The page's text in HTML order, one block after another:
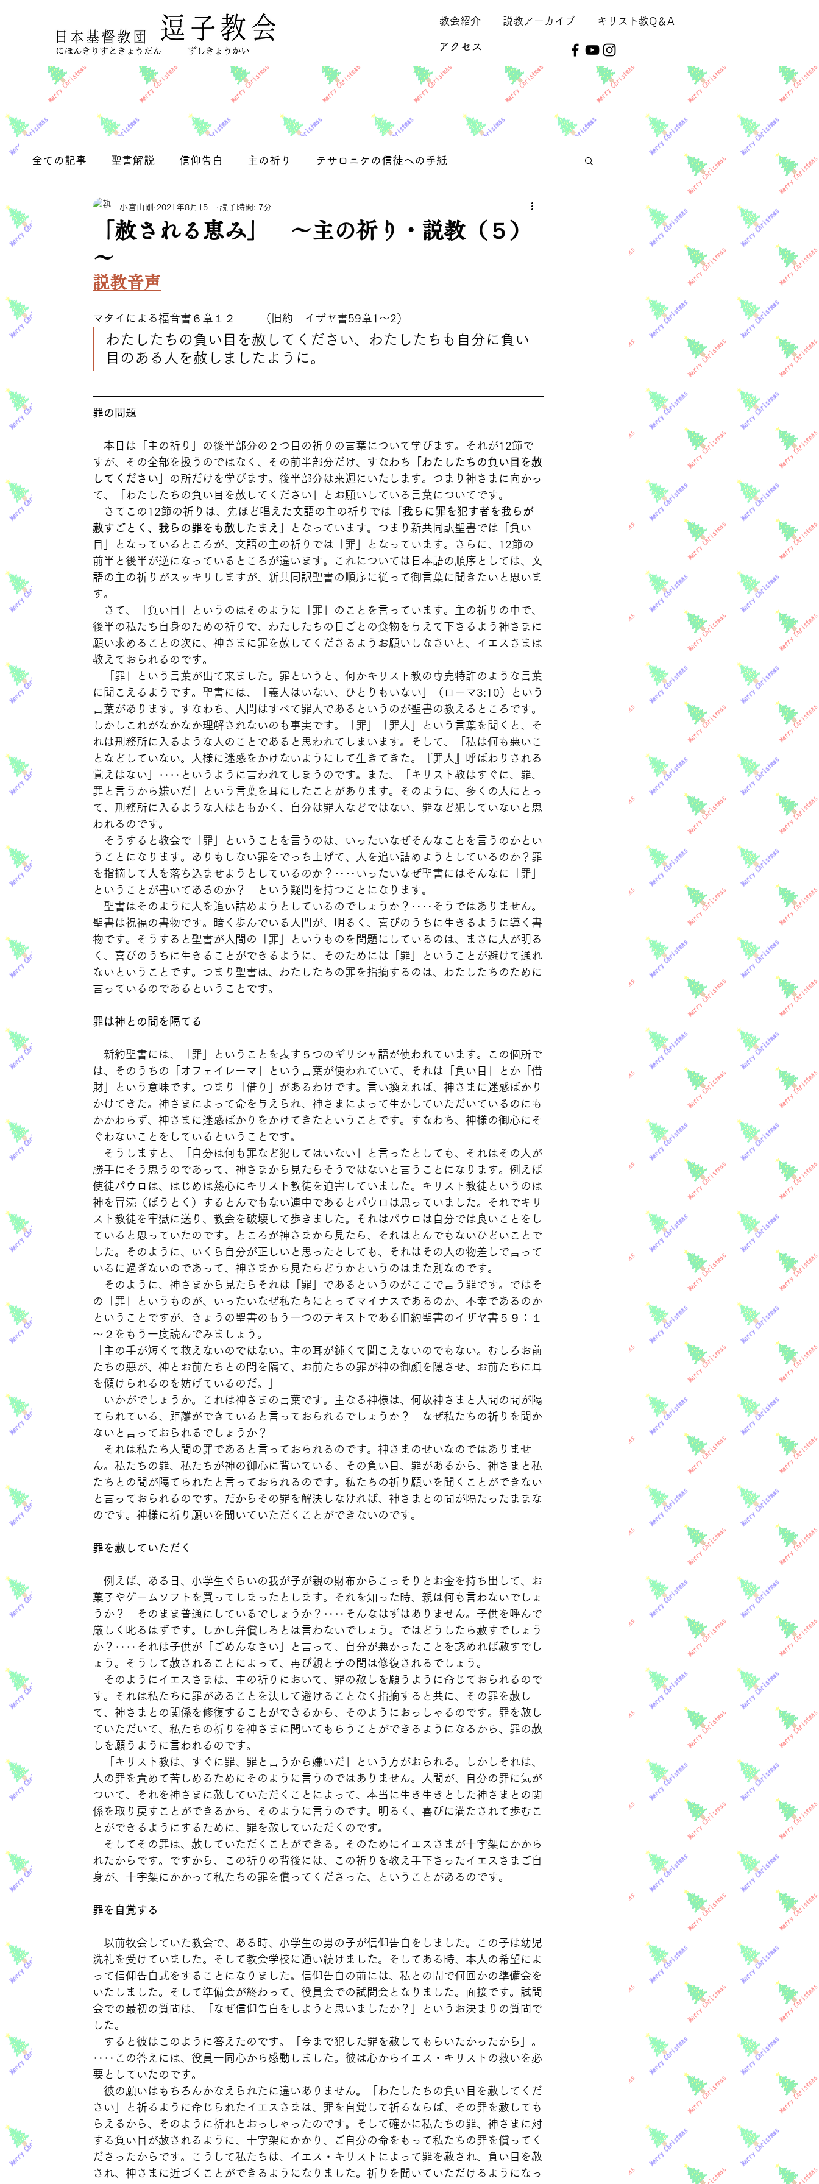
教会紹介 説教アーカイブ キリスト教Q＆A
アクセス
全ての記事 聖書解説 信仰告白 主の祈り テサロニケの信徒への手紙
フィリピの信徒への手紙 お知らせ 保留
「赦される恵み」 ～主の祈り・説教（５）
～
小宮山剛 2021年8月15日 読了時間: 7分
説教音声
マタイによる福音書６章１２　　 （旧約　イザヤ書59章1～2）
わたしたちの負い目を赦してください、わたしたちも自分に負い
目のある人を赦しましたように。
罪の問題
本日は「主の祈り」の後半部分の２つ目の祈りの言葉について学びます。それが12節で
すが、その全部を扱うのではなく、その前半部分だけ、すなわち
「わたしたちの負い目を赦
してください」
の所だけを学びます。後半部分は来週にいたします。つまり神さまに向かっ
て、「わたしたちの負い目を赦してください」とお願いしている言葉についてです。
さてこの12節の祈りは、先ほど唱えた文語の主の祈りでは 「我らに罪を犯す者を我らが
赦すごとく、我らの罪をも赦したまえ」
となっています。つまり新共同訳聖書では「負い
目」となっているところが、文語の主の祈りでは「罪」となっています。さらに、12節の
前半と後半が逆になっているところが違います。これについては日本語の順序としては、文
語の主の祈りがスッキリしますが、新共同訳聖書の順序に従って御言葉に聞きたいと思いま
す。
さて、「負い目」というのはそのように「罪」のことを言っています。主の祈りの中で、
後半の私たち自身のための祈りで、わたしたちの日ごとの食物を与えて下さるよう神さまに
願い求めることの次に、神さまに罪を赦してくださるようお願いしなさいと、イエスさまは
教えておられるのです。
「罪」という言葉が出て来ました。罪というと、何かキリスト教の専売特許のような言葉
に聞こえるようです。聖書には、「義人はいない、ひとりもいない」（ローマ3:10）という
言葉があります。すなわち、人間はすべて罪人であるというのが聖書の教えるところです。
しかしこれがなかなか理解されないのも事実です。「罪」「罪人」という言葉を聞くと、そ
れは刑務所に入るような人のことであると思われてしまいます。そして、「私は何も悪いこ
となどしていない。人様に迷惑をかけないようにして生きてきた。『罪人』呼ばわりされる
覚えはない」‥‥というように言われてしまうのです。また、「キリスト教はすぐに、罪、
罪と言うから嫌いだ」という言葉を耳にしたことがあります。そのように、多くの人にとっ
て、刑務所に入るような人はともかく、自分は罪人などではない、罪など犯していないと思
われるのです。
そうすると教会で「罪」ということを言うのは、いったいなぜそんなことを言うのかとい
うことになります。ありもしない罪をでっち上げて、人を追い詰めようとしているのか？罪
を指摘して人を落ち込ませようとしているのか？‥‥いったいなぜ聖書にはそんなに「罪」
ということが書いてあるのか？　という疑問を持つことになります。
聖書はそのように人を追い詰めようとしているのでしょうか？‥‥そうではありません。
聖書は祝福の書物です。暗く歩んでいる人間が、明るく、喜びのうちに生きるように導く書
物です。そうすると聖書が人間の「罪」というものを問題にしているのは、まさに人が明る
く、喜びのうちに生きることができるように、そのためには「罪」ということが避けて通れ
ないということです。つまり聖書は、わたしたちの罪を指摘するのは、わたしたちのために
言っているのであるということです。
罪は神との間を隔てる
新約聖書には、「罪」ということを表す５つのギリシャ語が使われています。この個所で
は、そのうちの「オフェイレーマ」という言葉が使われていて、それは「負い目」とか「借
財」という意味です。つまり「借り」があるわけです。言い換えれば、神さまに迷惑ばかり
かけてきた。神さまによって命を与えられ、神さまによって生かしていただいているのにも
かかわらず、神さまに迷惑ばかりをかけてきたということです。すなわち、神様の御心にそ
ぐわないことをしているということです。
そうしますと、「自分は何も罪など犯してはいない」と言ったとしても、それはその人が
勝手にそう思うのであって、神さまから見たらそうではないと言うことになります。例えば
使徒パウロは、はじめは熱心にキリスト教徒を迫害していました。キリスト教徒というのは
神を冒涜（ぼうとく）するとんでもない連中であるとパウロは思っていました。それでキリ
スト教徒を牢獄に送り、教会を破壊して歩きました。それはパウロは自分では良いことをし
ていると思っていたのです。ところが神さまから見たら、それはとんでもないひどいことで
した。そのように、いくら自分が正しいと思ったとしても、それはその人の物差しで言って
いるに過ぎないのであって、神さまから見たらどうかというのはまた別なのです。
そのように、神さまから見たらそれは「罪」であるというのがここで言う罪です。ではそ
の「罪」というものが、いったいなぜ私たちにとってマイナスであるのか、不幸であるのか
ということですが、きょうの聖書のもう一つのテキストである旧約聖書のイザヤ書５９：１
～２をもう一度読んでみましょう。
「主の手が短くて救えないのではない。主の耳が鈍くて聞こえないのでもない。むしろお前
たちの悪が、神とお前たちとの間を隔て、お前たちの罪が神の御顔を隠させ、お前たちに耳
を傾けられるのを妨げているのだ。」
いかがでしょうか。これは神さまの言葉です。主なる神様は、何故神さまと人間の間が隔
てられている、距離ができていると言っておられるでしょうか？　なぜ私たちの祈りを聞か
ないと言っておられるでしょうか？
それは私たち人間の罪であると言っておられるのです。神さまのせいなのではありませ
ん。私たちの罪、私たちが神の御心に背いている、その負い目、罪があるから、神さまと私
たちとの間が隔てられたと言っておられるのです。私たちの祈り願いを聞くことができない
と言っておられるのです。だからその罪を解決しなければ、神さまとの間が隔たったままな
のです。神様に祈り願いを聞いていただくことができないのです。
罪を赦していただく
例えば、ある日、小学生ぐらいの我が子が親の財布からこっそりとお金を持ち出して、お
菓子やゲームソフトを買ってしまったとします。それを知った時、親は何も言わないでしょ
うか？　そのまま普通にしているでしょうか？‥‥そんなはずはありません。子供を呼んで
厳しく叱るはずです。しかし弁償しろとは言わないでしょう。ではどうしたら赦すでしょう
か？‥‥それは子供が「ごめんなさい」と言って、自分が悪かったことを認めれば赦すでし
ょう。そうして赦されることによって、再び親と子の間は修復されるでしょう。
そのようにイエスさまは、主の祈りにおいて、罪の赦しを願うように命じておられるので
す。それは私たちに罪があることを決して避けることなく指摘すると共に、その罪を赦し
て、神さまとの関係を修復することができるから、そのようにおっしゃるのです。罪を赦し
ていただいて、私たちの祈りを神さまに聞いてもらうことができるようになるから、罪の赦
しを願うように言われるのです。
「キリスト教は、すぐに罪、罪と言うから嫌いだ」という方がおられる。しかしそれは、
人の罪を責めて苦しめるためにそのように言うのではありません。人間が、自分の罪に気が
ついて、それを神さまに赦していただくことによって、本当に生き生きとした神さまとの関
係を取り戻すことができるから、そのように言うのです。明るく、喜びに満たされて歩むこ
とができるようにするために、罪を赦していただくのです。
そしてその罪は、赦していただくことができる。そのためにイエスさまが十字架にかから
れたからです。ですから、この祈りの背後には、この祈りを教え手下さったイエスさまご自
身が、十字架にかかって私たちの罪を償ってくださった、ということがあるのです。
罪を自覚する
以前牧会していた教会で、ある時、小学生の男の子が信仰告白をしました。この子は幼児
洗礼を受けていました。そして教会学校に通い続けました。そしてある時、本人の希望によ
って信仰告白式をすることになりました。信仰告白の前には、私との間で何回かの準備会を
いたしました。そして準備会が終わって、役員会での試問会となりました。面接です。試問
会での最初の質問は、「なぜ信仰告白をしようと思いましたか？」というお決まりの質問で
した。
すると彼はこのように答えたのです。「今まで犯した罪を赦してもらいたかったから」。
‥‥この答えには、役員一同心から感動しました。彼は心からイエス・キリストの救いを必
要としていたのです。
彼の願いはもちろんかなえられたに違いありません。「わたしたちの負い目を赦してくだ
さい」と祈るように命じられたイエスさまは、罪を自覚して祈るならば、その罪を赦しても
らえるから、そのように祈れとおっしゃったのです。そして確かに私たちの罪、神さまに対
する負い目が赦されるように、十字架にかかり、ご自分の命をもって私たちの罪を償ってく
ださったからです。こうして私たちは、イエス・キリストによって罪を赦され、負い目を赦
され、神さまに近づくことができるようになりました。祈りを聞いていただけるようになっ